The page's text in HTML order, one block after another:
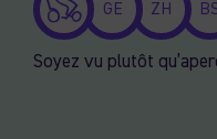
GE ZH
Soyez vu plutôt